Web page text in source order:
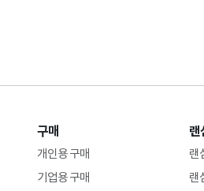
구매
개인용 구매
기업용 구매
랜
랜
랜